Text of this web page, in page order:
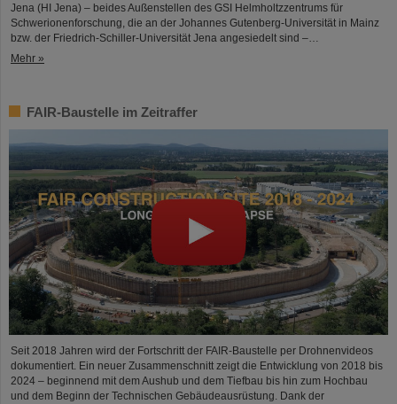
Jena (HI Jena) – beides Außenstellen des GSI Helmholtzzentrums für
Schwerionenforschung, die an der Johannes Gutenberg-Universität in Mainz
bzw. der Friedrich-Schiller-Universität Jena angesiedelt sind –…
Mehr »
FAIR-Baustelle im Zeitraffer
Seit 2018 Jahren wird der Fortschritt der FAIR-Baustelle per Drohnenvideos
dokumentiert. Ein neuer Zusammenschnitt zeigt die Entwicklung von 2018 bis
2024 – beginnend mit dem Aushub und dem Tiefbau bis hin zum Hochbau
und dem Beginn der Technischen Gebäudeausrüstung. Dank der